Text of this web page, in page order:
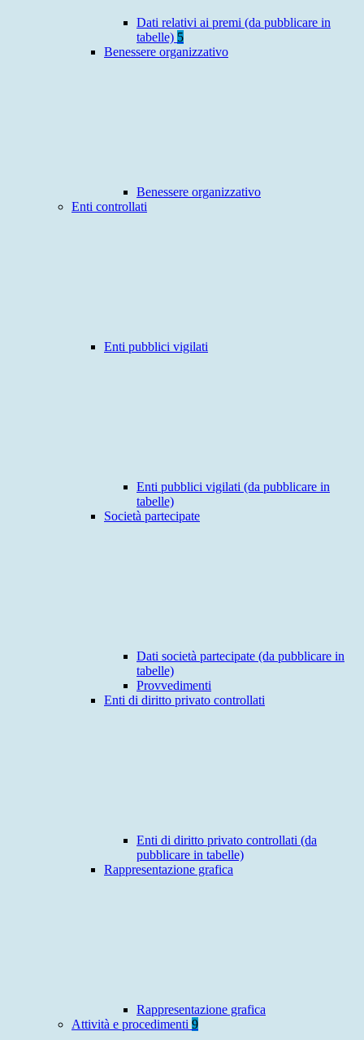
Dati relativi ai premi (da pubblicare in
tabelle) 5
Benessere organizzativo
Benessere organizzativo
Enti controllati
Enti pubblici vigilati
Enti pubblici vigilati (da pubblicare in
tabelle)
Società partecipate
Dati società partecipate (da pubblicare in
tabelle)
Provvedimenti
Enti di diritto privato controllati
Enti di diritto privato controllati (da
pubblicare in tabelle)
Rappresentazione grafica
Rappresentazione grafica
Attività e procedimenti 9